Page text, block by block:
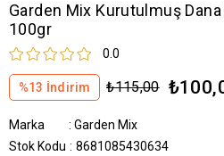
Garden Mix Kurutulmuş
100gr
0.0
%13 İndirim ₺115,00
Marka : Garden Mix
Stok Kodu
8681085430634